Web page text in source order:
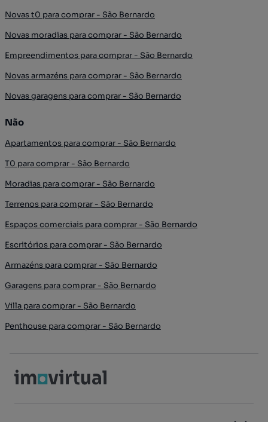
Novas t0 para comprar - São Bernardo
Novas moradias para comprar - São Bernardo
Empreendimentos para comprar - São Bernardo
Novas armazéns para comprar - São Bernardo
Novas garagens para comprar - São Bernardo
Não
Apartamentos para comprar - São Bernardo
T0 para comprar - São Bernardo
Moradias para comprar - São Bernardo
Terrenos para comprar - São Bernardo
Espaços comerciais para comprar - São Bernardo
Escritórios para comprar - São Bernardo
Armazéns para comprar - São Bernardo
Garagens para comprar - São Bernardo
Villa para comprar - São Bernardo
Penthouse para comprar - São Bernardo